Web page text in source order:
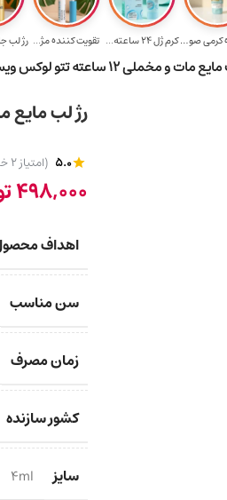
شوینده کرمی صور...کرم ژل ۲۴ ساعته... تقویت‌ کننده مژ... رژ لب
و مخملی 12 ساعته تتو لوکس ویسیج حجم 4 میلی لیتر
رژ لب مایع مات و مخملی 12
5.0 (امتیاز 2 خریدار)
498,000
اهداف
سن مناسب
زمان مصرف
کشور سازنده
سایز 4ml